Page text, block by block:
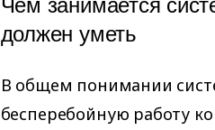
Чем занимается
должен уметь
В общем понимании
бесперебойную работу